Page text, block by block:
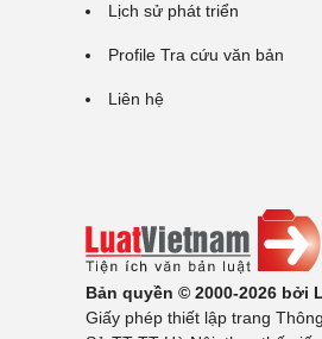
Lịch sử phát triển
Profile Tra cứu văn bản
Liên hệ
Bản quyền © 2000-2026 bởi
Giấy phép thiết lập trang